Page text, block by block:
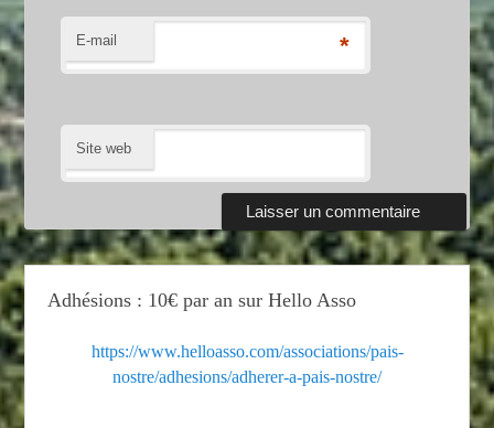
E-mail *
Site web
Adhésions : 10€ par an sur Hello Asso
https://www.helloasso.com/associations/pais-
nostre/adhesions/adherer-a-pais-nostre/